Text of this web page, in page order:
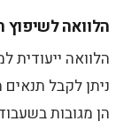
הלוואה לשיפוץ
הלוואה ייעודית
ניתן לקבל
הן מגובות